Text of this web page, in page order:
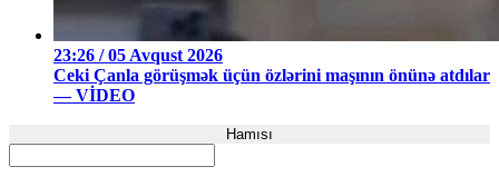
23:26 / 05 Avqust 2026
Ceki Çanla görüşmək üçün özlərini maşının önünə atdılar
— VİDEO
Hamısı